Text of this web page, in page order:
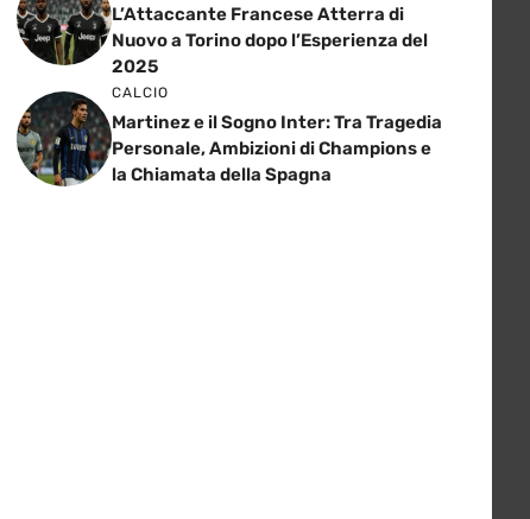
L’Attaccante Francese Atterra di
Nuovo a Torino dopo l’Esperienza del
2025
CALCIO
Martinez e il Sogno Inter: Tra Tragedia
Personale, Ambizioni di Champions e
la Chiamata della Spagna